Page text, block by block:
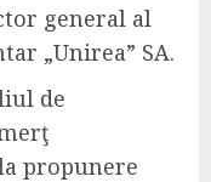
general al
„Unirea” SA.
de
propunere